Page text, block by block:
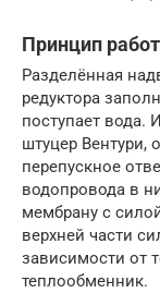
Принцип
Разделённая
редуктора
поступает вода.
штуцер Вентури,
перепускное
водопровода в
мембрану с
верхней части
зависимости от
теплообменник.